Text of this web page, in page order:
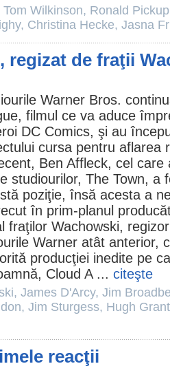
Tom Wilkinson, Ronald Pickup
, Christina Hecke, Jasna
regizat de fraţii
Warner Bros.
, filmul ce va aduce
DC Comics, şi au
cursa pentru aflarea
Ben Affleck, cel care
studiourilor, The Town, a
poziţie, însă acesta a
în prim-planul
fraţilor Wachowski,
Warner atât anterior,
producţiei inedite pe
Cloud A... citeşte
, James D'Arcy, Jim
, Jim Sturgess, Hugh Grant
reacţii